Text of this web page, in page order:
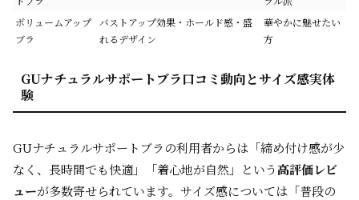
ボリュームアップ
ブラ
バストアップ効果・ホールド感・盛
れるデザイン
華やかに魅せたい
方
GUナチュラルサポートブラ口コミ動向とサイズ感実体
験
GUナチュラルサポートブラの利用者からは「締め付け感が少
なく、長時間でも快適」「着心地が自然」という高評価レビ
ューが多数寄せられています。サイズ感については「普段の